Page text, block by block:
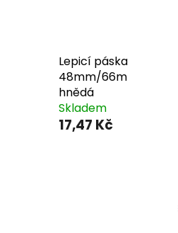
Lepicí páska
48mm/66m
hnědá
Skladem
17,47 Kč